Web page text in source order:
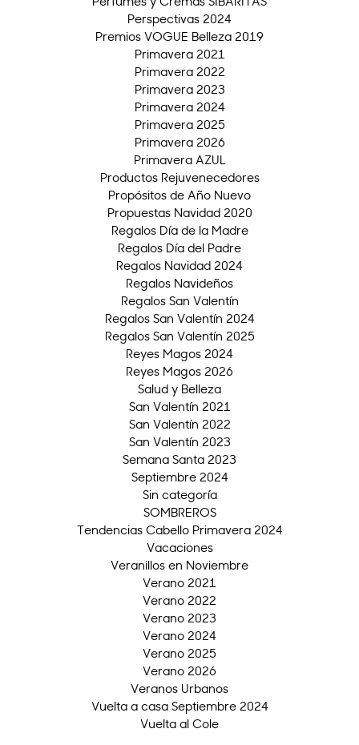
Perspectivas 2024
Premios VOGUE Belleza 2019
Primavera 2021
Primavera 2022
Primavera 2023
Primavera 2024
Primavera 2025
Primavera 2026
Primavera AZUL
Productos Rejuvenecedores
Propósitos de Año Nuevo
Propuestas Navidad 2020
Regalos Día de la Madre
Regalos Día del Padre
Regalos Navidad 2024
Regalos Navideños
Regalos San Valentín
Regalos San Valentín 2024
Regalos San Valentín 2025
Reyes Magos 2024
Reyes Magos 2026
Salud y Belleza
San Valentín 2021
San Valentín 2022
San Valentín 2023
Semana Santa 2023
Septiembre 2024
Sin categoría
SOMBREROS
Tendencias Cabello Primavera 2024
Vacaciones
Veranillos en Noviembre
Verano 2021
Verano 2022
Verano 2023
Verano 2024
Verano 2025
Verano 2026
Veranos Urbanos
Vuelta a casa Septiembre 2024
Vuelta al Cole